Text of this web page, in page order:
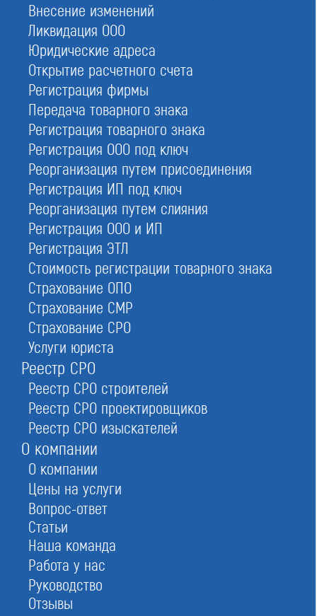
Внесение изменений
Ликвидация ООО
Юридические адреса
Открытие расчетного счета
Регистрация фирмы
Передача товарного знака
Регистрация товарного знака
Регистрация ООО под ключ
Реорганизация путем присоединения
Регистрация ИП под ключ
Реорганизация путем слияния
Регистрация ООО и ИП
Регистрация ЭТЛ
Стоимость регистрации товарного знака
Страхование ОПО
Страхование СМР
Страхование СРО
Услуги юриста
Реестр СРО
Реестр СРО строителей
Реестр СРО проектировщиков
Реестр СРО изыскателей
О компании
О компании
Цены на услуги
Вопрос-ответ
Статьи
Наша команда
Работа у нас
Руководство
Отзывы
Самая низкая цена на вступление
Вступить в СРО
При отправке данной формы вы соглашаетесь с
предоставлении персональных данных.
На страницах нашего сайта вы найдете общий
реестр СРО по федеральным округам, а также
отдельные — для строителей, изыскателей и
проектировщиков. Он включает сведения об
ассоциациях, их регистрационные и контактные
данные, номер в реестре.
СРО разделены по территориальному признаку,
указано количество объединений в регионе. Это
удобно — вы сразу открываете нужную область или
город. Региональный список СРО — это активные
ссылки на карточки организаций, содержащие
информацию:
название, адрес, количество членов, дата и номер
регистрации;
условия вступления;
краткая справка.
Позвоните нам и мы расскажем о порядке
вступления, взносах, требованиях и лучших
предложениях от саморегулируемых организаций.
Список СРО в Москве